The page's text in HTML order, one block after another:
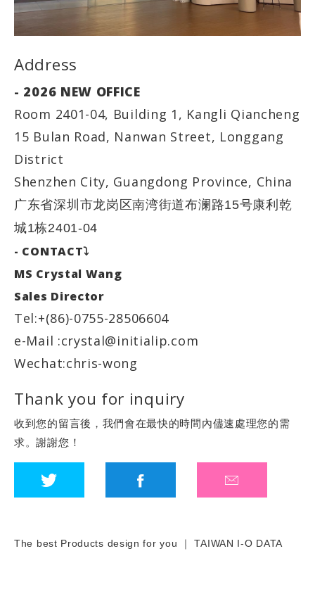
Address
- 2026 NEW OFFICE
Room 2401-04, Building 1, Kangli Qiancheng
15 Bulan Road, Nanwan Street, Longgang
District
Shenzhen City, Guangdong Province, China
广东省深圳市龙岗区南湾街道布澜路15号康利乾
城1栋2401-04
- CONTACT⤵
MS Crystal Wang
Sales Director
Tel:+(86)-0755-28506604
e-Mail :crystal@initialip.com
Wechat:chris-wong
Thank you for inquiry
收到您的留言後，我們會在最快的時間內儘速處理您的需
求。謝謝您！
The best Products design for you ｜ TAIWAN I-O DATA